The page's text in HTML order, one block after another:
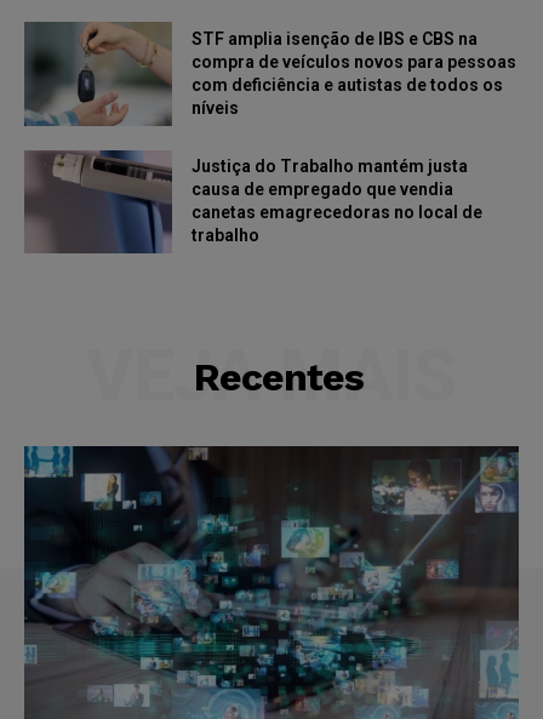
STF amplia isenção de IBS e CBS na
compra de veículos novos para pessoas
com deficiência e autistas de todos os
níveis
Justiça do Trabalho mantém justa
causa de empregado que vendia
canetas emagrecedoras no local de
trabalho
Recentes
VEJA MAIS